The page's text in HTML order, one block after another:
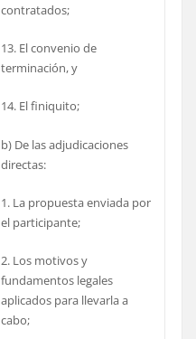
contratados;
13. El convenio de
terminación, y
14. El finiquito;
b) De las adjudicaciones
directas:
1. La propuesta enviada por
el participante;
2. Los motivos y
fundamentos legales
aplicados para llevarla a
cabo;